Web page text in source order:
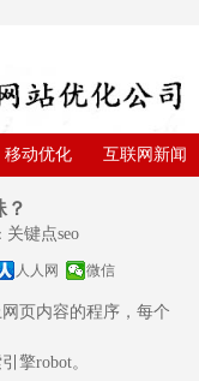
移动优化 互联网新闻
？
关键点seo
人人网 微信
页内容的程序，每个
擎robot。